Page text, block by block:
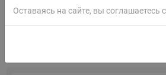
Смотреть все вопросы
Оставаясь на сайте, вы соглашаетесь